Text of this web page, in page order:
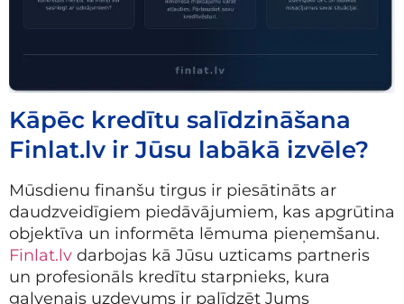
Kāpēc kredītu salīdzināšana
Finlat.lv ir Jūsu labākā izvēle?
Mūsdienu finanšu tirgus ir piesātināts ar
daudzveidīgiem piedāvājumiem, kas apgrūtina
objektīva un informēta lēmuma pieņemšanu.
Finlat.lv darbojas kā Jūsu uzticams partneris
un profesionāls kredītu starpnieks, kura
galvenais uzdevums ir palīdzēt Jums